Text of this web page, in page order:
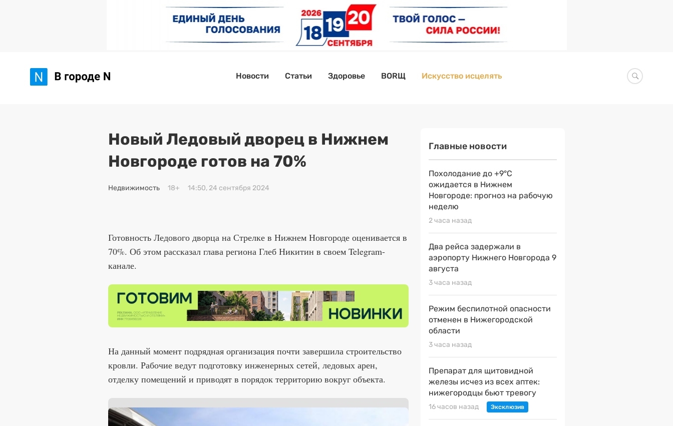
Новости Статьи Здоровье BORЩ Искусство исцелять
Новый Ледовый дворец в Нижнем
Новгороде готов на 70%
Недвижимость 18+ 14:50, 24 сентября 2024
Готовность Ледового дворца на Стрелке в Нижнем Новгороде оценивается в
70%. Об этом рассказал глава региона Глеб Никитин в своем Telegram-
канале.
На данный момент подрядная организация почти завершила строительство
кровли. Рабочие ведут подготовку инженерных сетей, ледовых арен,
отделку помещений и приводят в порядок территорию вокруг объекта.
Главные новости
Похолодание до +9°С
ожидается в Нижнем
Новгороде: прогноз на рабочую
неделю
2 часа назад
Два рейса задержали в
аэропорту Нижнего Новгорода 9
августа
3 часа назад
Режим беспилотной опасности
отменен в Нижегородской
области
3 часа назад
Препарат для щитовидной
железы исчез из всех аптек:
нижегородцы бьют тревогу
16 часов назад